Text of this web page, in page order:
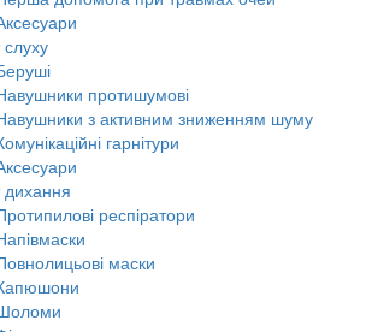
протишумові
з активним зниженням шуму
гарнітури
дихання
респіратори
маски